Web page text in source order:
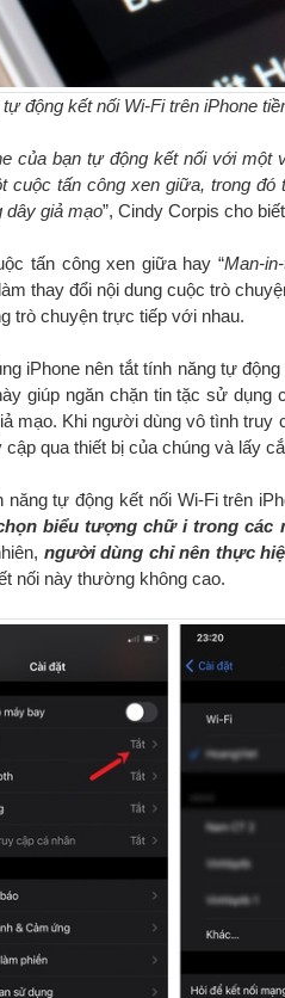
động kết nối Wi-Fi trên iPhone
của bạn tự động kết nối với
cuộc tấn công xen giữa, trong
dây giả mạo”, Cindy Corpis cho
tấn công xen giữa hay “Man-
thay đổi nội dung cuộc trò
trò chuyện trực tiếp với nhau.
iPhone nên tắt tính năng tự
giúp ngăn chặn tin tặc sử dụng
mạo. Khi người dùng vô tình
cập qua thiết bị của chúng và lấy
năng tự động kết nối Wi-Fi trên
biểu tượng chữ i trong các
người dùng chỉ nên thực
nối này thường không cao.